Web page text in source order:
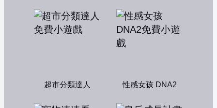
超市分類達人 性感女孩 DNA2